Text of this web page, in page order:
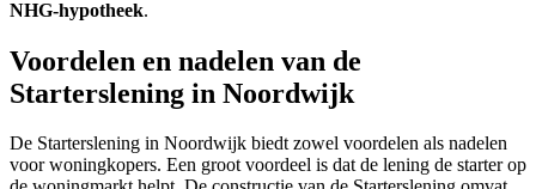
NHG-hypotheek.
Voordelen en nadelen van de
Starterslening in Noordwijk
De Starterslening in Noordwijk biedt zowel voordelen als nadelen
voor woningkopers. Een groot voordeel is dat de lening de starter op